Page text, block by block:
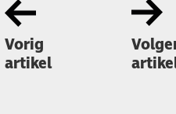
Vorig
artikel